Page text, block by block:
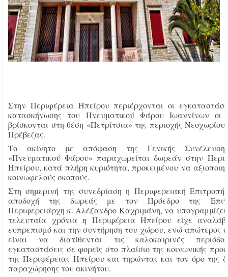
Στην Περιφέρεια Ηπείρου περιέρχονται οι
κατασκήνωσης του Πνευματικού Φάρου Ιωαννίνων οι
βρίσκονται στη θέση «Πετρίτσια» της περιοχής
Πρέβεζας.
Το ακίνητο με απόφαση της Γενικής
«Πνευματικού Φάρου» παραχωρείται δωρεάν στην
Ηπείρου, κατά πλήρη κυριότητα, προκειμένου να
κοινωφελούς σκοπούς.
Στη σημερινή της συνεδρίαση η Περιφερειακή Επιτροπή
αποδοχή της δωρεάς με τον Πρόεδρο της
Περιφερειάρχη κ. Αλέξανδρο Καχριμάνη, να υπογραμμίζει
τελευταία χρόνια η Περιφέρεια Ηπείρου είχε
ευπρεπισμό και την συντήρηση του χώρου, ενώ απώτερος
είναι να διατίθενται τις καλοκαιρινές
εγκαταστάσεις σε φορείς στο πλαίσιο της κοινωνικής
της Περιφέρειας Ηπείρου και τηρώντας και τον όρο της
παραχώρησης του ακινήτου.